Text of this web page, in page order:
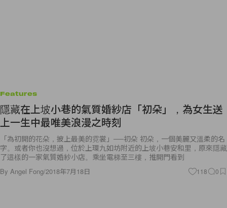
Features
隱藏在上坡小巷的氣質婚紗店「初朵」，為女生送
上一生中最唯美浪漫之時刻
「為初開的花朵，披上最美的霓裳」──初朵 初朵，一個美麗又溫柔的名
字。或者你也沒想過，位於上環九如坊附近的上坡小巷安和里，原來隱藏
了這樣的一家氣質婚紗小店。乘坐電梯至三樓，推開門看到
By Angel Fong/2018年7月18日 118 0